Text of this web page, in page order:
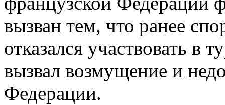
вызван тем, что ранее
отказался участвовать в
вызвал возмущение и
Федерации.